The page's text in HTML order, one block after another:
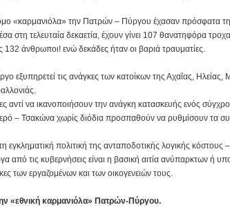
«καρμανιόλα» την Πατρών – Πύργου έχασαν πρόσφατα
στη τελευταία δεκαετία, έχουν γίνει 107 θανατηφόρα
132 άνθρωποι! ενώ δεκάδες ήταν οι βαριά τραυματίες.
εξυπηρετεί τις ανάγκες των κατοίκων της Αχαΐας,
αντί να ικανοποιήσουν την ανάγκη κατασκευής ενός
– Τσακώνα χωρίς διόδια προσπαθούν να ρυθμίσουν τα
εγκληματική πολιτική της ανταποδοτικής λογικής κόστους
από τις κυβερνήσεις είναι η βασική αιτία ανύπαρκτων
των εργαζομένων και των οικογενειών τους.
«εθνική καρμανιόλα» Πατρών-Πύργου.